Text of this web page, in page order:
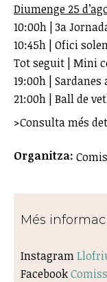
Diumenge 25
10:00h | 3a
10:45h | Ofici
Tot seguit | Mini
19:00h |
21:00h | Ball de
>Consulta més
Organitza:
Més
Instagram
Facebook